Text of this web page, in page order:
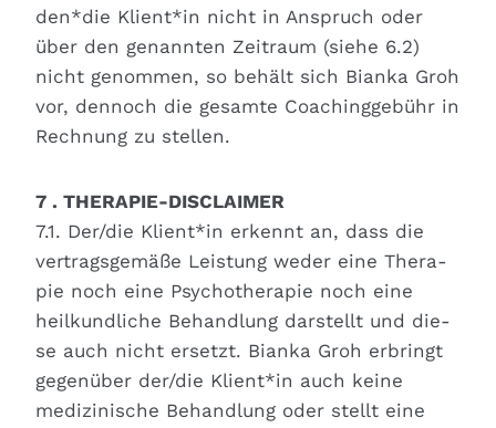
den*die Klient*in nicht in Anspruch oder
über den genann­ten Zeit­raum (sie­he 6.2)
nicht genom­men, so behält sich Bian­ka Groh
vor, den­noch die gesam­te Coa­ching­ge­bühr in
Rech­nung zu stel­len.
7 . THERAPIE-DISCLAIMER
7.1. Der/die Klient*in erkennt an, dass die
ver­trags­ge­mä­ße Leis­tung weder eine The­ra­
pie noch eine Psy­cho­the­ra­pie noch eine
heil­kund­li­che Behand­lung dar­stellt und die­
se auch nicht ersetzt. Bian­ka Groh erbringt
gegen­über der/die Klient*in auch kei­ne
medi­zi­ni­sche Behand­lung oder stellt eine